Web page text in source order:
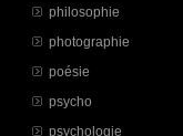
philosophie
photographie
poésie
psycho
psychologie